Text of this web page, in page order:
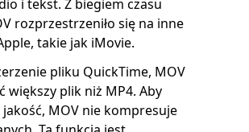
i tekst. Z biegiem czasu
rozprzestrzeniło się na inne
takie jak iMovie.
pliku QuickTime, MOV
większy plik niż MP4. Aby
MOV nie kompresuje